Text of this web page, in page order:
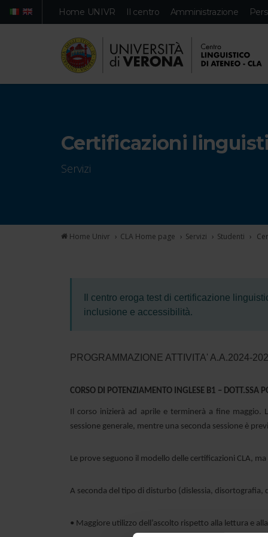
Web Persone
Home UNIVR Il centro Amministrazione
Certificazioni
Servizi
Home Univr CLA Home page Servizi Studenti
Il centro eroga test di certificazione
inclusione e accessibilità.
PROGRAMMAZIONE ATTIVITA' A.A.2024-
CORSO DI POTENZIAMENTO INGLESE B1 – DOTT.SSA
Il corso inizierà ad aprile e terminerà a fine maggio.
sessione generale, mentre una seconda sessione è
Le prove seguono il modello delle certificazioni CLA,
A seconda del tipo di disturbo (dislessia,
• Maggiore utilizzo dell’ascolto rispetto alla lettura e